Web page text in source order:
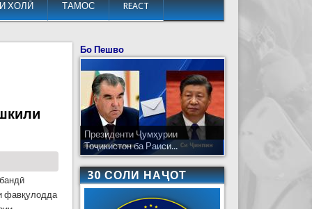
ХОЛӢ ТАМОС REACT
фавқулодда
Бо Пешво
Президенти Ҷумҳурии
Тоҷикистон ба Раиси...
30 СОЛИ НАҶОТ